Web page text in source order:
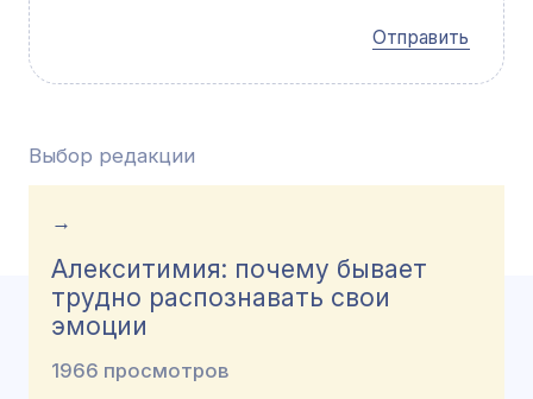
Отправить
Выбор редакции
→
Алекситимия: почему бывает
трудно распознавать свои
эмоции
1966 просмотров